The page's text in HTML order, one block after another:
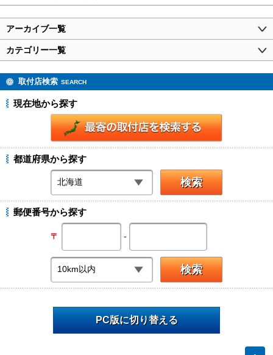
アーカイブ一覧
カテゴリー一覧
取付店検索 SEARCH
現在地から探す
都道府県から探す
郵便番号から探す
〒 -
PC版に切り替える